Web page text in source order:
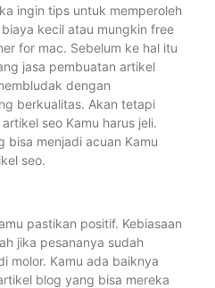
ingin tips untuk memperoleh
kecil atau mungkin free
for mac. Sebelum ke hal itu
jasa pembuatan artikel
dengan
berkualitas. Akan tetapi
seo Kamu harus jeli.
bisa menjadi acuan Kamu
seo.
pastikan positif. Kebiasaan
jika pesananya sudah
molor. Kamu ada baiknya
blog yang bisa mereka